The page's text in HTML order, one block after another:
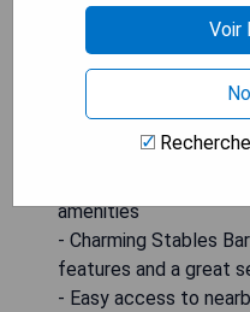
Pros:
- Convenient location
close to major cities
- Free use of heated
throughout the hotel
amenities
- Charming Stables
features and a great
- Easy access to
Voir